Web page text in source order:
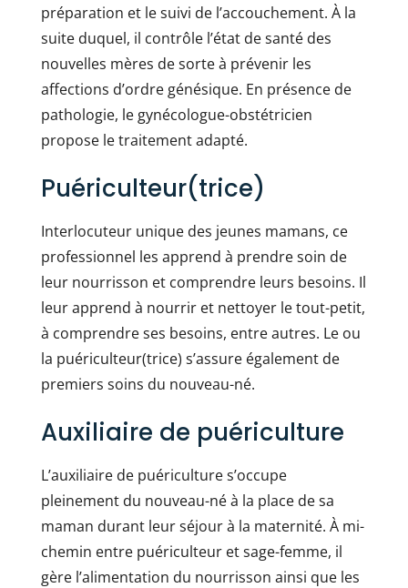
préparation et le suivi de l’accouchement. À la
suite duquel, il contrôle l’état de santé des
nouvelles mères de sorte à prévenir les
affections d’ordre génésique. En présence de
pathologie, le gynécologue-obstétricien
propose le traitement adapté.
Puériculteur(trice)
Interlocuteur unique des jeunes mamans, ce
professionnel les apprend à prendre soin de
leur nourrisson et comprendre leurs besoins. Il
leur apprend à nourrir et nettoyer le tout-petit,
à comprendre ses besoins, entre autres. Le ou
la puériculteur(trice) s’assure également de
premiers soins du nouveau-né.
Auxiliaire de puériculture
L’auxiliaire de puériculture s’occupe
pleinement du nouveau-né à la place de sa
maman durant leur séjour à la maternité. À mi-
chemin entre puériculteur et sage-femme, il
gère l’alimentation du nourrisson ainsi que les